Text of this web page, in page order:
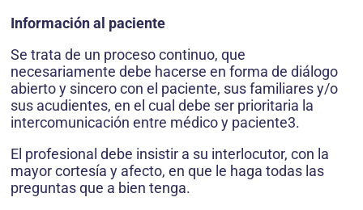
Información al paciente
Se trata de un proceso continuo, que
necesariamente debe hacerse en forma de diálogo
abierto y sincero con el paciente, sus familiares y/o
sus acudientes, en el cual debe ser prioritaria la
intercomunicación entre médico y paciente3.
El profesional debe insistir a su interlocutor, con la
mayor cortesía y afecto, en que le haga todas las
preguntas que a bien tenga.